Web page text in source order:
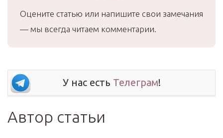
Оцените статью или напишите свои замечания
— мы всегда читаем комментарии.
У нас есть Телеграм!
Автор статьи